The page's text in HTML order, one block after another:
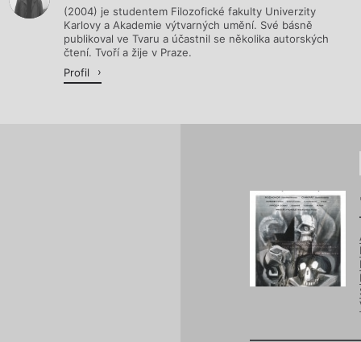
(2004) je studentem Filozofické fakulty Univerzity
Karlovy a Akademie výtvarných umění. Své básně
publikoval ve Tvaru a účastnil se několika autorských
čtení. Tvoří a žije v Praze.
Profil